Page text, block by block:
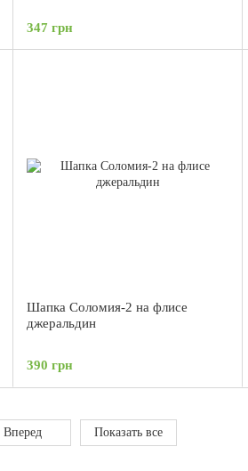
347 грн
Шапка Соломия-2 на флисе
джеральдин
390 грн
Вперед Показать все